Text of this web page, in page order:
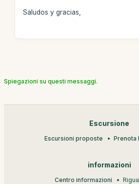
Saludos y gracias,
Spiegazioni su questi messaggi.
Escursione
Escursioni proposte Prenota
informazioni
Centro informazioni